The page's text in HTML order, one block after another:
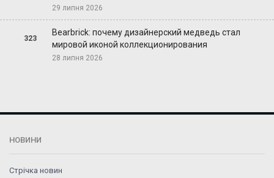
29 липня 2026
323
Bearbrick: почему дизайнерский медведь стал
мировой иконой коллекционирования
28 липня 2026
НОВИНИ
Стрічка новин